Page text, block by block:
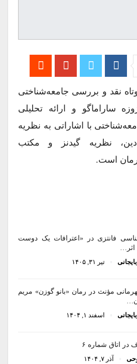
نقد و بررسی جامعه‌شناختی
ساراماگو و ارائه تحلیلی
با اشاراتی به نظریه
نظریه گیدنز و مکتب
است.
فانتزی در «اعترافات یک دوست
تیر ۳۱, ۱۴۰۵
مؤنث در رمان «بانو گوزن» مریم
اسفند ۱, ۱۴۰۴
اتاق شماره ۶
آذر ۷, ۱۴۰۴